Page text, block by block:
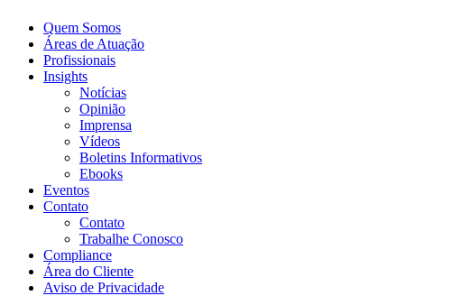
Quem Somos
Áreas de Atuação
Profissionais
Insights
Notícias
Opinião
Imprensa
Vídeos
Boletins Informativos
Ebooks
Eventos
Contato
Contato
Trabalhe Conosco
Compliance
Área do Cliente
Aviso de Privacidade